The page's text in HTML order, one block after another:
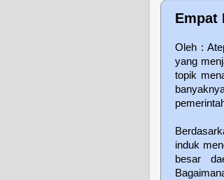
Empat
Oleh :
yang
topik
induk
besar